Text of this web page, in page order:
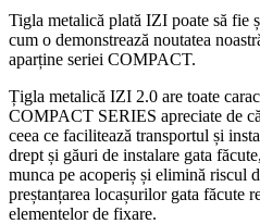
Tigla metalică plată IZI poate să fie
cum o demonstrează noutatea
aparține seriei COMPACT.
Țigla metalică IZI 2.0 are toate
COMPACT SERIES apreciate de
ceea ce facilitează transportul și
drept și găuri de instalare gata
munca pe acoperiș și elimină riscul
preștanțarea locașurilor gata făcute
elementelor de fixare.